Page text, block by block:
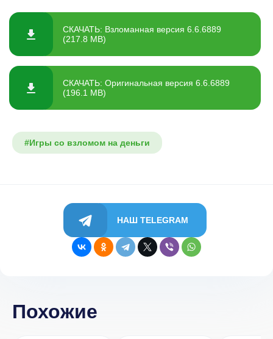
СКАЧАТЬ: Взломанная версия 6.6.6889
(217.8 MB)
СКАЧАТЬ: Оригинальная версия 6.6.6889
(196.1 MB)
#Игры со взломом на деньги
НАШ TELEGRAM
Похожие